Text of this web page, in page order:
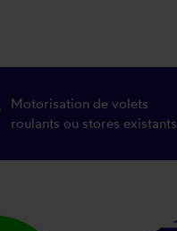
Motorisation de volets
roulants ou stores existants